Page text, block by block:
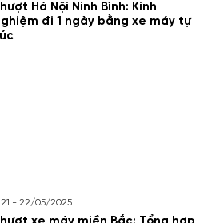
Hà Nội Ninh Bình: Kinh
đi 1 ngày bằng xe máy tự
- 22/05/2025